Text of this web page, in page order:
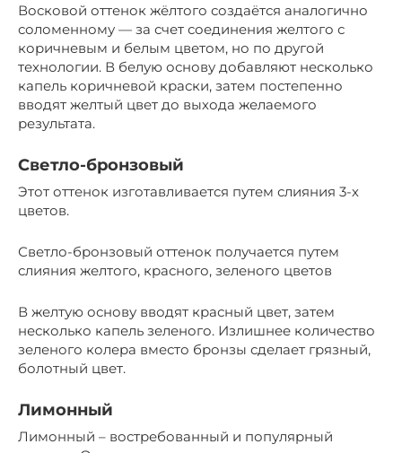
Восковой оттенок жёлтого создаётся аналогично
соломенному — за счет соединения желтого с
коричневым и белым цветом, но по другой
технологии. В белую основу добавляют несколько
капель коричневой краски, затем постепенно
вводят желтый цвет до выхода желаемого
результата.
Светло-бронзовый
Этот оттенок изготавливается путем слияния 3-х
цветов.
Светло-бронзовый оттенок получается путем
слияния желтого, красного, зеленого цветов
В желтую основу вводят красный цвет, затем
несколько капель зеленого. Излишнее количество
зеленого колера вместо бронзы сделает грязный,
болотный цвет.
Лимонный
Лимонный – востребованный и популярный